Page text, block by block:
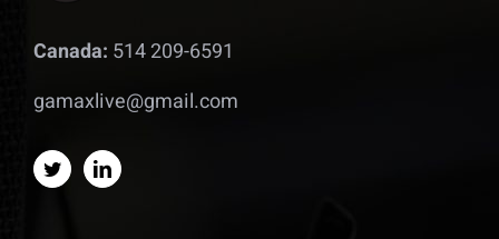
Canada: 514 209-6591
gamaxlive@gmail.com